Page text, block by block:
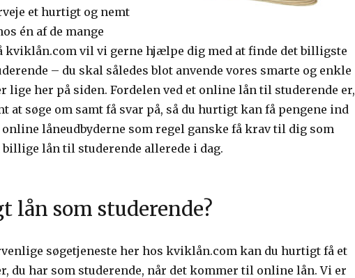
et hurtigt og nemt
én af de mange
kviklån.com vil vi gerne hjælpe dig med at finde det billigste
– du skal således blot anvende vores smarte og enkle
her på siden. Fordelen ved et online lån til studerende er,
søge om samt få svar på, så du hurtigt kan få pengene ind
låneudbyderne som regel ganske få krav til dig som
lån til studerende allerede i dag.
som studerende?
søgetjeneste her hos kviklån.com kan du hurtigt få et
du har som studerende, når det kommer til online lån. Vi er